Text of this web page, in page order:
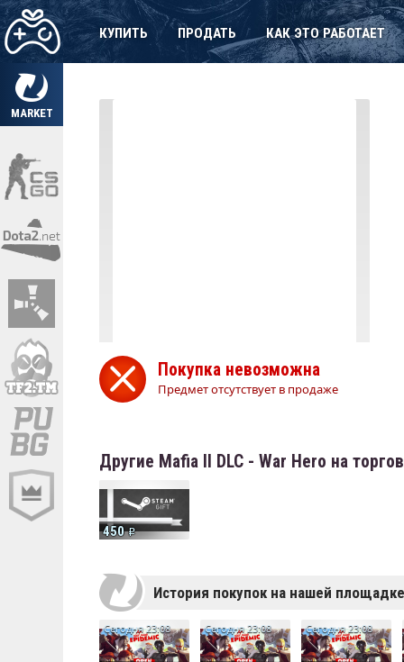
MARKET
КУПИТЬ ПРОДАТЬ КАК ЭТО РАБОТАЕТ
Покупка невозможна
Предмет отсутствует в продаже
Другие Mafia II DLC - War Hero на
450
История покупок на нашей площадке
Сегодня 23:08 Сегодня 23:08 Сегодня 23:08